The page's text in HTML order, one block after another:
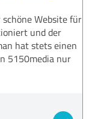
Website für
und der
hat stets einen
5150media nur